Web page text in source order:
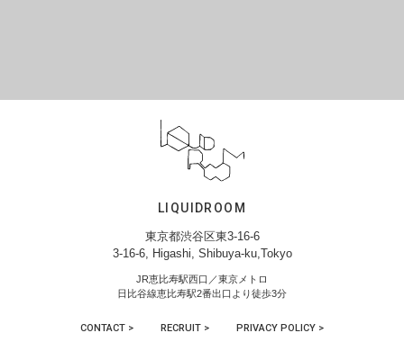
LIQUIDROOM
東京都渋谷区東3-16-6
3-16-6, Higashi, Shibuya-ku,Tokyo
JR恵比寿駅西口／東京メトロ
日比谷線恵比寿駅2番出口より徒歩3分
CONTACT > RECRUIT > PRIVACY POLICY >